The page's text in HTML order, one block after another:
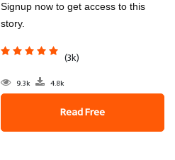
Signup now to get access to this
story.
(3k)
9.3k 4.8k
Read Free